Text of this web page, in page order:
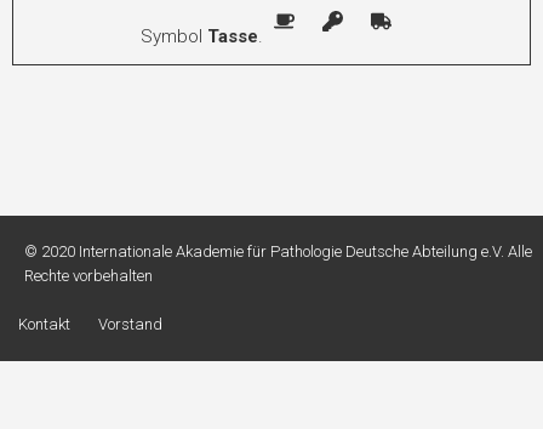
Symbol Tasse
© 2020 Internationale Akademie für Pathologie Deutsche Abteilung e.V. Alle
Rechte vorbehalten
Kontakt Vorstand